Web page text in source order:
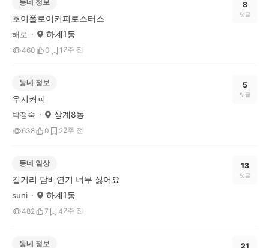
동네 정보
호이폴로이커피로스터스
해로 하계1동
460 0 1 2주 전
8
댓글
동네 정보
우지커피
박정숙 상계8동
638 0 22주 전
5
댓글
동네 일상
길거리 담배연기 너무 싫어요
suni 하계1동
482 7 42주 전
13
댓글
동네 정보 21